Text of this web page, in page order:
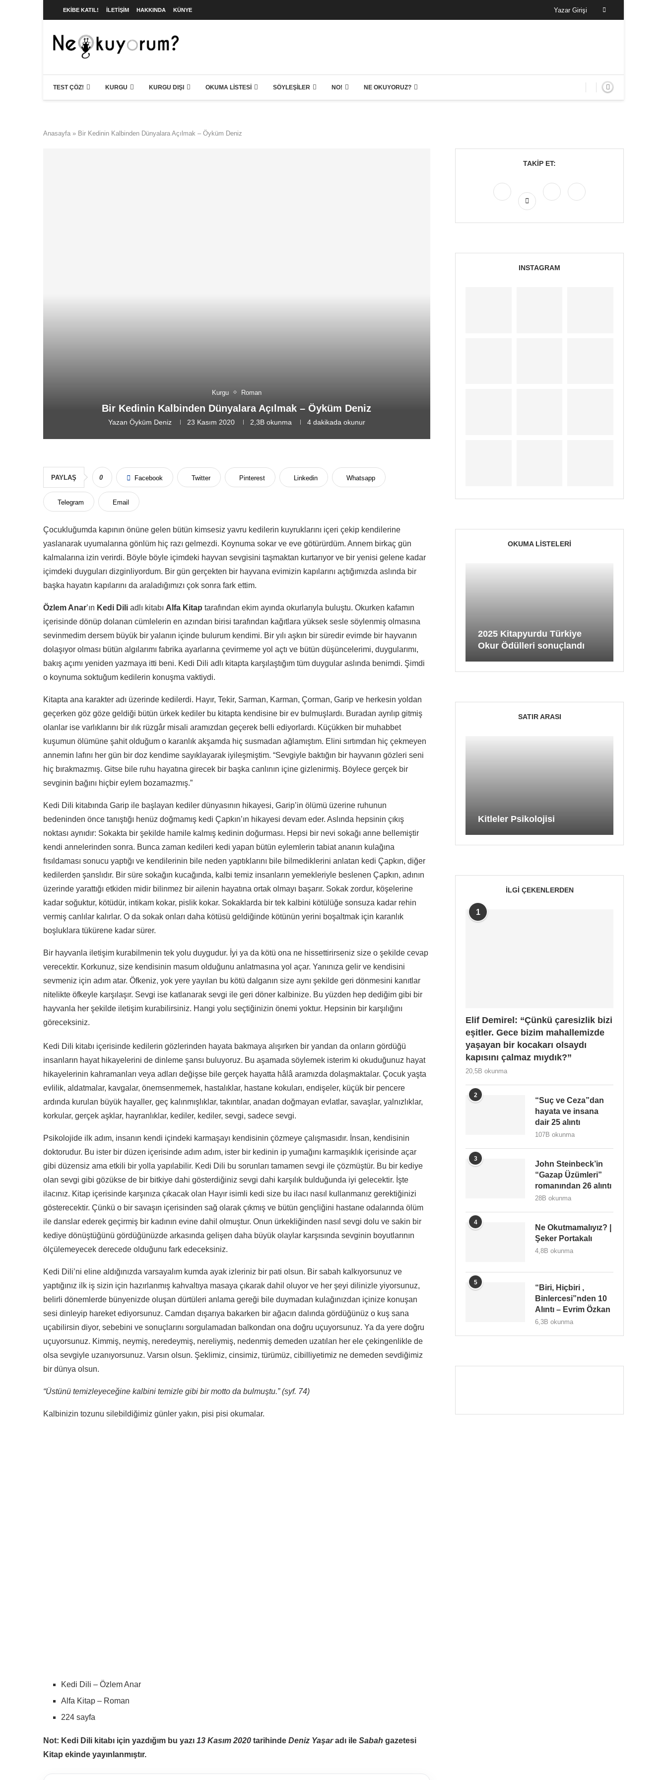
EKIBE KATIL! İLETIŞIM HAKKINDA KÜNYE Yazar Girişi
TEST ÇÖZ! KURGU KURGU DIŞI OKUMA LISTESI SÖYLEŞILER NO! NE OKUYORUZ?
Anasayfa » Bir Kedinin Kalbinden Dünyalara Açılmak – Öyküm Deniz
Kurgu Roman
Bir Kedinin Kalbinden Dünyalara Açılmak – Öyküm Deniz
Yazan Öyküm Deniz 23 Kasım 2020 2,3Bokunma 4 dakikada okunur
PAYLAŞ 0 Facebook Twitter Pinterest Linkedin Whatsapp
Telegram Email
Çocukluğumda kapının önüne gelen bütün kimsesiz yavru kedilerin kuyruklarını içeri çekip kendilerine
yaslanarak uyumalarına gönlüm hiç razı gelmezdi. Koynuma sokar ve eve götürürdüm. Annem birkaç gün
kalmalarına izin verirdi. Böyle böyle içimdeki hayvan sevgisini taşmaktan kurtarıyor ve bir yenisi gelene kadar
içimdeki duyguları dizginliyordum. Bir gün gerçekten bir hayvana evimizin kapılarını açtığımızda aslında bir
başka hayatın kapılarını da araladığımızı çok sonra fark ettim.
Özlem Anar’ın Kedi Dili adlı kitabı Alfa Kitap tarafından ekim ayında okurlarıyla buluştu. Okurken kafamın
içerisinde dönüp dolanan cümlelerin en azından birisi tarafından kağıtlara yüksek sesle söylenmiş olmasına
sevinmedim dersem büyük bir yalanın içinde bulurum kendimi. Bir yılı aşkın bir süredir evimde bir hayvanın
dolaşıyor olması bütün algılarımı fabrika ayarlarına çevirmeme yol açtı ve bütün düşüncelerimi, duygularımı,
bakış açımı yeniden yazmaya itti beni. Kedi Dili adlı kitapta karşılaştığım tüm duygular aslında benimdi. Şimdi
o koynuma soktuğum kedilerin konuşma vaktiydi.
Kitapta ana karakter adı üzerinde kedilerdi. Hayır, Tekir, Sarman, Karman, Çorman, Garip ve herkesin yoldan
geçerken göz göze geldiği bütün ürkek kediler bu kitapta kendisine bir ev bulmuşlardı. Buradan ayrılıp gitmiş
olanlar ise varlıklarını bir ılık rüzgâr misali aramızdan geçerek belli ediyorlardı. Küçükken bir muhabbet
kuşumun ölümüne şahit olduğum o karanlık akşamda hiç susmadan ağlamıştım. Elini sırtımdan hiç çekmeyen
annemin lafını her gün bir doz kendime sayıklayarak iyileşmiştim. “Sevgiyle baktığın bir hayvanın gözleri seni
hiç bırakmazmış. Gitse bile ruhu hayatına girecek bir başka canlının içine gizlenirmiş. Böylece gerçek bir
sevginin bağını hiçbir eylem bozamazmış.”
Kedi Dili kitabında Garip ile başlayan kediler dünyasının hikayesi, Garip’in ölümü üzerine ruhunun
bedeninden önce tanıştığı henüz doğmamış kedi Çapkın’ın hikayesi devam eder. Aslında hepsinin çıkış
noktası aynıdır: Sokakta bir şekilde hamile kalmış kedinin doğurması. Hepsi bir nevi sokağı anne bellemiştir
kendi annelerinden sonra. Bunca zaman kedileri kedi yapan bütün eylemlerin tabiat ananın kulağına
fısıldaması sonucu yaptığı ve kendilerinin bile neden yaptıklarını bile bilmediklerini anlatan kedi Çapkın, diğer
kedilerden şanslıdır. Bir süre sokağın kucağında, kalbi temiz insanların yemekleriyle beslenen Çapkın, adının
üzerinde yarattığı etkiden midir bilinmez bir ailenin hayatına ortak olmayı başarır. Sokak zordur, köşelerine
kadar soğuktur, kötüdür, intikam kokar, pislik kokar. Sokaklarda bir tek kalbini kötülüğe sonsuza kadar rehin
vermiş canlılar kalırlar. O da sokak onları daha kötüsü geldiğinde kötünün yerini boşaltmak için karanlık
boşluklara tükürene kadar sürer.
Bir hayvanla iletişim kurabilmenin tek yolu duygudur. İyi ya da kötü ona ne hissettirirseniz size o şekilde cevap
verecektir. Korkunuz, size kendisinin masum olduğunu anlatmasına yol açar. Yanınıza gelir ve kendisini
sevmeniz için adım atar. Öfkeniz, yok yere yayılan bu kötü dalganın size aynı şekilde geri dönmesini kanıtlar
nitelikte öfkeyle karşılaşır. Sevgi ise katlanarak sevgi ile geri döner kalbinize. Bu yüzden hep dediğim gibi bir
hayvanla her şekilde iletişim kurabilirsiniz. Hangi yolu seçtiğinizin önemi yoktur. Hepsinin bir karşılığını
göreceksiniz.
Kedi Dili kitabı içerisinde kedilerin gözlerinden hayata bakmaya alışırken bir yandan da onların gördüğü
insanların hayat hikayelerini de dinleme şansı buluyoruz. Bu aşamada söylemek isterim ki okuduğunuz hayat
hikayelerinin kahramanları veya adları değişse bile gerçek hayatta hâlâ aramızda dolaşmaktalar. Çocuk yaşta
evlilik, aldatmalar, kavgalar, önemsenmemek, hastalıklar, hastane kokuları, endişeler, küçük bir pencere
ardında kurulan büyük hayaller, geç kalınmışlıklar, takıntılar, anadan doğmayan evlatlar, savaşlar, yalnızlıklar,
korkular, gerçek aşklar, hayranlıklar, kediler, kediler, sevgi, sadece sevgi.
Psikolojide ilk adım, insanın kendi içindeki karmaşayı kendisinin çözmeye çalışmasıdır. İnsan, kendisinin
doktorudur. Bu ister bir düzen içerisinde adım adım, ister bir kedinin ip yumağını karmaşıklık içerisinde açar
gibi düzensiz ama etkili bir yolla yapılabilir. Kedi Dili bu sorunları tamamen sevgi ile çözmüştür. Bu bir kediye
olan sevgi gibi gözükse de bir bitkiye dahi gösterdiğiniz sevgi dahi karşılık bulduğunda iyi gelecektir. İşte
ilacınız. Kitap içerisinde karşınıza çıkacak olan Hayır isimli kedi size bu ilacı nasıl kullanmanız gerektiğinizi
gösterecektir. Çünkü o bir savaşın içerisinden sağ olarak çıkmış ve bütün gençliğini hastane odalarında ölüm
ile danslar ederek geçirmiş bir kadının evine dahil olmuştur. Onun ürkekliğinden nasıl sevgi dolu ve sakin bir
kediye dönüştüğünü gördüğünüzde arkasında gelişen daha büyük olaylar karşısında sevginin boyutlarının
ölçülemeyecek derecede olduğunu fark edeceksiniz.
Kedi Dili’ni eline aldığınızda varsayalım kumda ayak izleriniz bir pati olsun. Bir sabah kalkıyorsunuz ve
yaptığınız ilk iş sizin için hazırlanmış kahvaltıya masaya çıkarak dahil oluyor ve her şeyi dilinizle yiyorsunuz,
belirli dönemlerde bünyenizde oluşan dürtüleri anlama gereği bile duymadan kulağınızdan içinize konuşan
sesi dinleyip hareket ediyorsunuz. Camdan dışarıya bakarken bir ağacın dalında gördüğünüz o kuş sana
uçabilirsin diyor, sebebini ve sonuçlarını sorgulamadan balkondan ona doğru uçuyorsunuz. Ya da yere doğru
uçuyorsunuz. Kimmiş, neymiş, neredeymiş, nereliymiş, nedenmiş demeden uzatılan her ele çekingenlikle de
olsa sevgiyle uzanıyorsunuz. Varsın olsun. Şeklimiz, cinsimiz, türümüz, cibilliyetimiz ne demeden sevdiğimiz
bir dünya olsun.
“Üstünü temizleyeceğine kalbini temizle gibi bir motto da bulmuştu.” (syf. 74)
Kalbinizin tozunu silebildiğimiz günler yakın, pisi pisi okumalar.
Kedi Dili – Özlem Anar
Alfa Kitap – Roman
224 sayfa
Not: Kedi Dili kitabı için yazdığım bu yazı 13 Kasım 2020 tarihinde Deniz Yaşaradı ile Sabah gazetesi
Kitap ekinde yayınlanmıştır.
TAKIP ET:
INSTAGRAM
OKUMA LISTELERI
2025 Kitapyurdu Türkiye
Okur Ödülleri sonuçlandı
SATIR ARASI
Kitleler Psikolojisi
İLGI ÇEKENLERDEN
1
Elif Demirel: “Çünkü çaresizlik bizi
eşitler. Gece bizim mahallemizde
yaşayan bir kocakarı olsaydı
kapısını çalmaz mıydık?”
20,5B okunma
2
“Suç ve Ceza”dan
hayata ve insana
dair 25 alıntı
107B okunma
3
John Steinbeck’in
“Gazap Üzümleri”
romanından 26 alıntı
28B okunma
4
Ne Okutmamalıyız? |
Şeker Portakalı
4,8B okunma
5
“Biri, Hiçbiri ,
Binlercesi”nden 10
Alıntı – Evrim Özkan
6,3B okunma